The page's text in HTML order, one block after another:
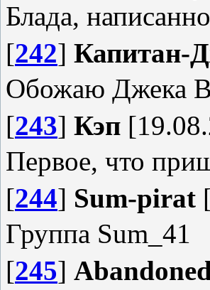
Блада,
[242] Капитан-
Обожаю Джека
[243] Кэп
Первое, что
[244] Sum-pirat
Группа Sum_41
[245]